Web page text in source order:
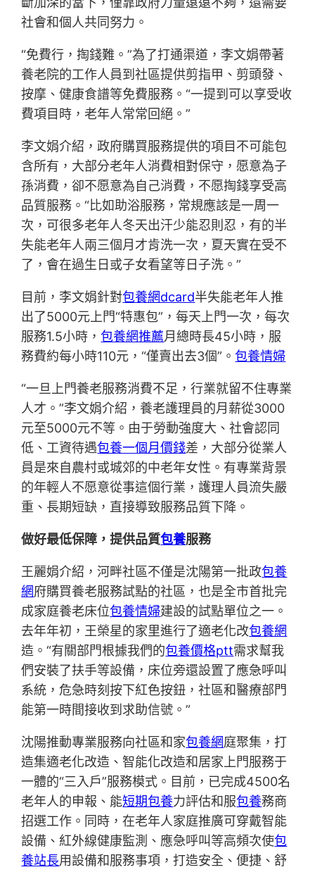
社會和個人共同努力。
“免費行，掏錢難。”為了打通渠道，李文娟帶著
養老院的工作人員到社區提供剪指甲、剪頭發、
按摩、健康食譜等免費服務。“一提到可以享受收
費項目時，老年人常常回絕。”
李文娟介紹，政府購買服務提供的項目不可能包
含所有，大部分老年人消費相對保守，愿意為子
孫消費，卻不愿意為自己消費，不愿掏錢享受高
品質服務。“比如助浴服務，常規應該是一周一
次，可很多老年人冬天出汗少能忍則忍，有的半
失能老年人兩三個月才肯洗一次，夏天實在受不
了，會在過生日或子女看望等日子洗。”
目前，李文娟針對包養網dcard半失能老年人推
出了5000元上門“特惠包”，每天上門一次，每次
服務1.5小時，包養網推薦月總時長45小時，服
務費約每小時110元，“僅賣出去3個”。包養情婦
“一旦上門養老服務消費不足，行業就留不住專業
人才。”李文娟介紹，養老護理員的月薪從3000
元至5000元不等。由于勞動強度大、社會認同
低、工資待遇包養一個月價錢差，大部分從業人
員是來自農村或城郊的中老年女性。有專業背景
的年輕人不愿意從事這個行業，護理人員流失嚴
重、長期短缺，直接導致服務品質下降。
做好最低保障，提供品質包養服務
王麗娟介紹，河畔社區不僅是沈陽第一批政包養
網府購買養老服務試點的社區，也是全市首批完
成家庭養老床位包養情婦建設的試點單位之一。
去年年初，王榮星的家里進行了適老化改包養網
造。“有關部門根據我們的包養價格ptt需求幫我
們安裝了扶手等設備，床位旁還設置了應急呼叫
系統，危急時刻按下紅色按鈕，社區和醫療部門
能第一時間接收到求助信號。”
沈陽推動專業服務向社區和家包養網庭聚集，打
造集適老化改造、智能化改造和居家上門服務于
一體的“三入戶”服務模式。目前，已完成4500名
老年人的申報、能短期包養力評估和服包養務商
招選工作。同時，在老年人家庭推廣可穿戴智能
設備、紅外線健康監測、應急呼叫等高頻次使包
養站長用設備和服務事項，打造安全、便捷、舒